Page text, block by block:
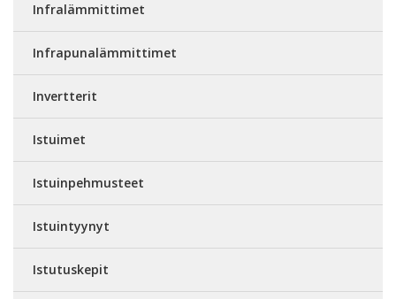
Infralämmittimet
Infrapunalämmittimet
Invertterit
Istuimet
Istuinpehmusteet
Istuintyynyt
Istutuskepit